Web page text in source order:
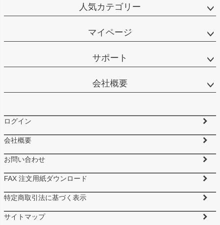
人気カテゴリー
マイページ
サポート
会社概要
ログイン
会社概要
お問い合わせ
FAX 注文用紙ダウンロード
特定商取引法に基づく表示
サイトマップ